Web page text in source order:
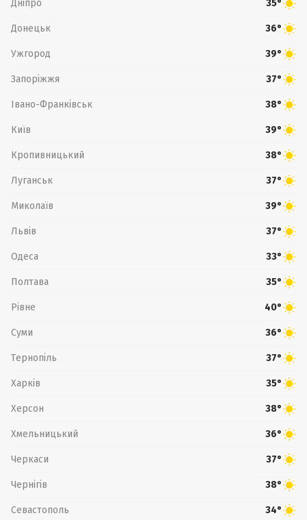
Дніпро 35°
Донецьк 36°
Ужгород 39°
Запоріжжя 37°
Івано-Франківськ 38°
Київ 39°
Кропивницький 38°
Луганськ 37°
Миколаїв 39°
Львів 37°
Одеса 33°
Полтава 35°
Рівне 40°
Суми 36°
Тернопіль 37°
Харків 35°
Херсон 38°
Хмельницький 36°
Черкаси 37°
Чернігів 38°
Севастополь 34°